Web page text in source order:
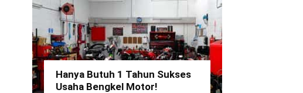
Hanya Butuh 1 Tahun Sukses
Usaha Bengkel Motor!